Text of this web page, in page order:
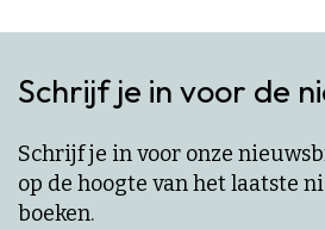
Schrijf je in voor de
Schrijf je in voor onze
op de hoogte van het laatste
boeken.